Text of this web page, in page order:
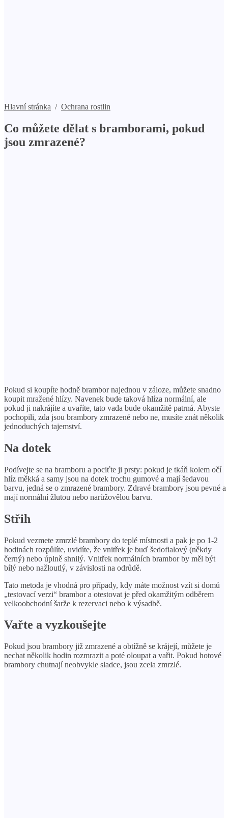
Hlavní stránka / Ochrana rostlin
Co můžete dělat s bramborami, pokud
jsou zmrazené?
Pokud si koupíte hodně brambor najednou v záloze, můžete snadno
koupit mražené hlízy. Navenek bude taková hlíza normální, ale
pokud ji nakrájíte a uvaříte, tato vada bude okamžitě patrná. Abyste
pochopili, zda jsou brambory zmrazené nebo ne, musíte znát několik
jednoduchých tajemství.
Na dotek
Podívejte se na bramboru a pociťte ji prsty: pokud je tkáň kolem očí
hlíz měkká a samy jsou na dotek trochu gumové a mají šedavou
barvu, jedná se o zmrazené brambory. Zdravé brambory jsou pevné a
mají normální žlutou nebo narůžovělou barvu.
Střih
Pokud vezmete zmrzlé brambory do teplé místnosti a pak je po 1-2
hodinách rozpůlíte, uvidíte, že vnitřek je buď šedofialový (někdy
černý) nebo úplně shnilý. Vnitřek normálních brambor by měl být
bílý nebo nažloutlý, v závislosti na odrůdě.
Tato metoda je vhodná pro případy, kdy máte možnost vzít si domů
„testovací verzi“ brambor a otestovat je před okamžitým odběrem
velkoobchodní šarže k rezervaci nebo k výsadbě.
Vařte a vyzkoušejte
Pokud jsou brambory již zmrazené a obtížně se krájejí, můžete je
nechat několik hodin rozmrazit a poté oloupat a vařit. Pokud hotové
brambory chutnají neobvykle sladce, jsou zcela zmrzlé.